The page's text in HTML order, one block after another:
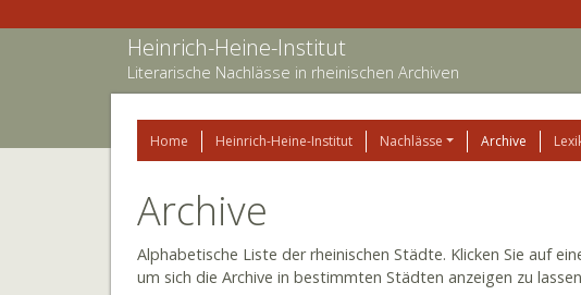
Heinrich-Heine-Institut
Literarische Nachlässe in rheinischen Archiven
Home Heinrich-Heine-Institut Nachlässe Archive
Archive
Alphabetische Liste der rheinischen Städte. Klicken Sie auf
um sich die Archive in bestimmten Städten anzeigen zu